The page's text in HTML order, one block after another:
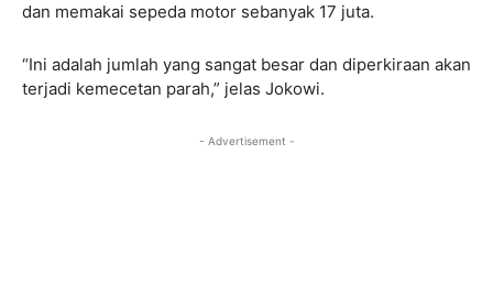
dan memakai sepeda motor sebanyak 17 juta.
“Ini adalah jumlah yang sangat besar dan diperkiraan akan
terjadi kemecetan parah,” jelas Jokowi.
- Advertisement -